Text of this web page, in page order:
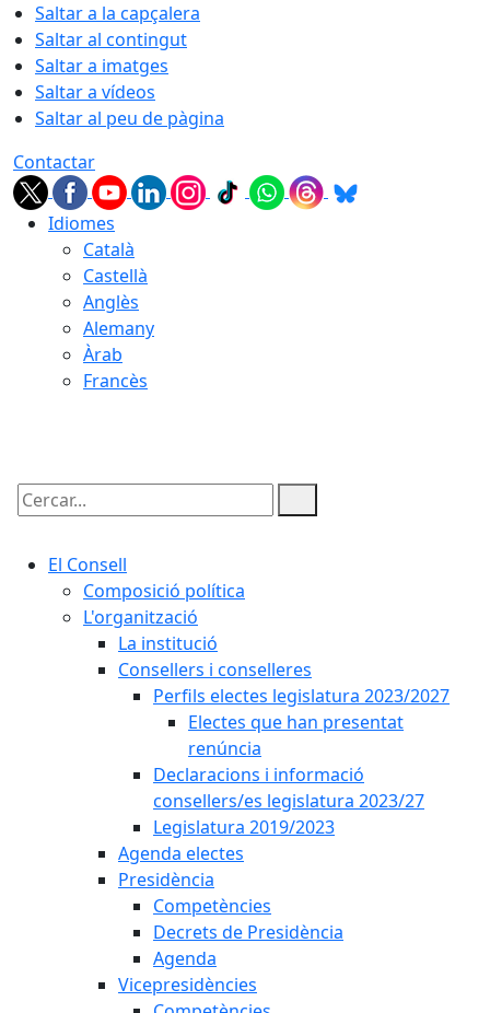
Saltar a la capçalera
Saltar al contingut
Saltar a imatges
Saltar a vídeos
Saltar al peu de pàgina
Contactar
Idiomes
Català
Castellà
Anglès
Alemany
Àrab
Francès
Cercar:
El Consell
Composició política
L'organització
La institució
Consellers i conselleres
Perfils electes legislatura 2023/2027
Electes que han presentat
renúncia
Declaracions i informació
consellers/es legislatura 2023/27
Legislatura 2019/2023
Agenda electes
Presidència
Competències
Decrets de Presidència
Agenda
Vicepresidències